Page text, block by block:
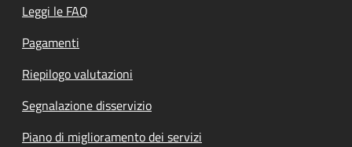
Leggi le FAQ
Pagamenti
Riepilogo valutazioni
Segnalazione disservizio
Piano di miglioramento dei servizi